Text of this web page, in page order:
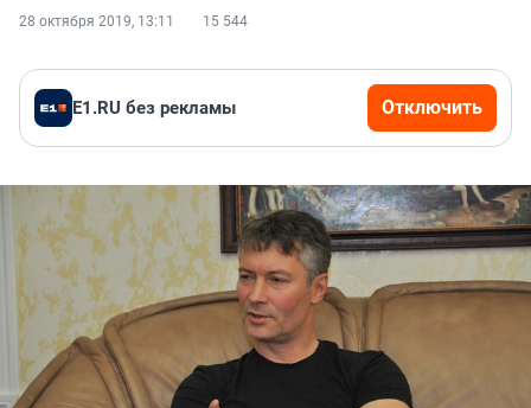
28 октября 2019, 13:11 15 544
E1.RU без рекламы Отключить